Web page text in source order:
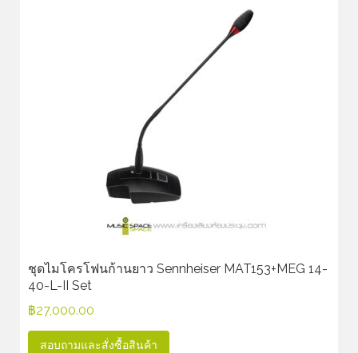
ชุดไมโครโฟนก้านยาว Sennheiser MAT153+MEG 14-
40-L-II Set
฿27,000.00
สอบถามและสั่งซื้อสินค้า